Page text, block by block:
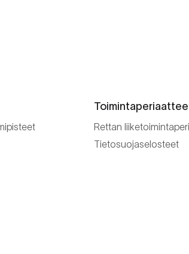
Rettan
Tietosuojaselosteet